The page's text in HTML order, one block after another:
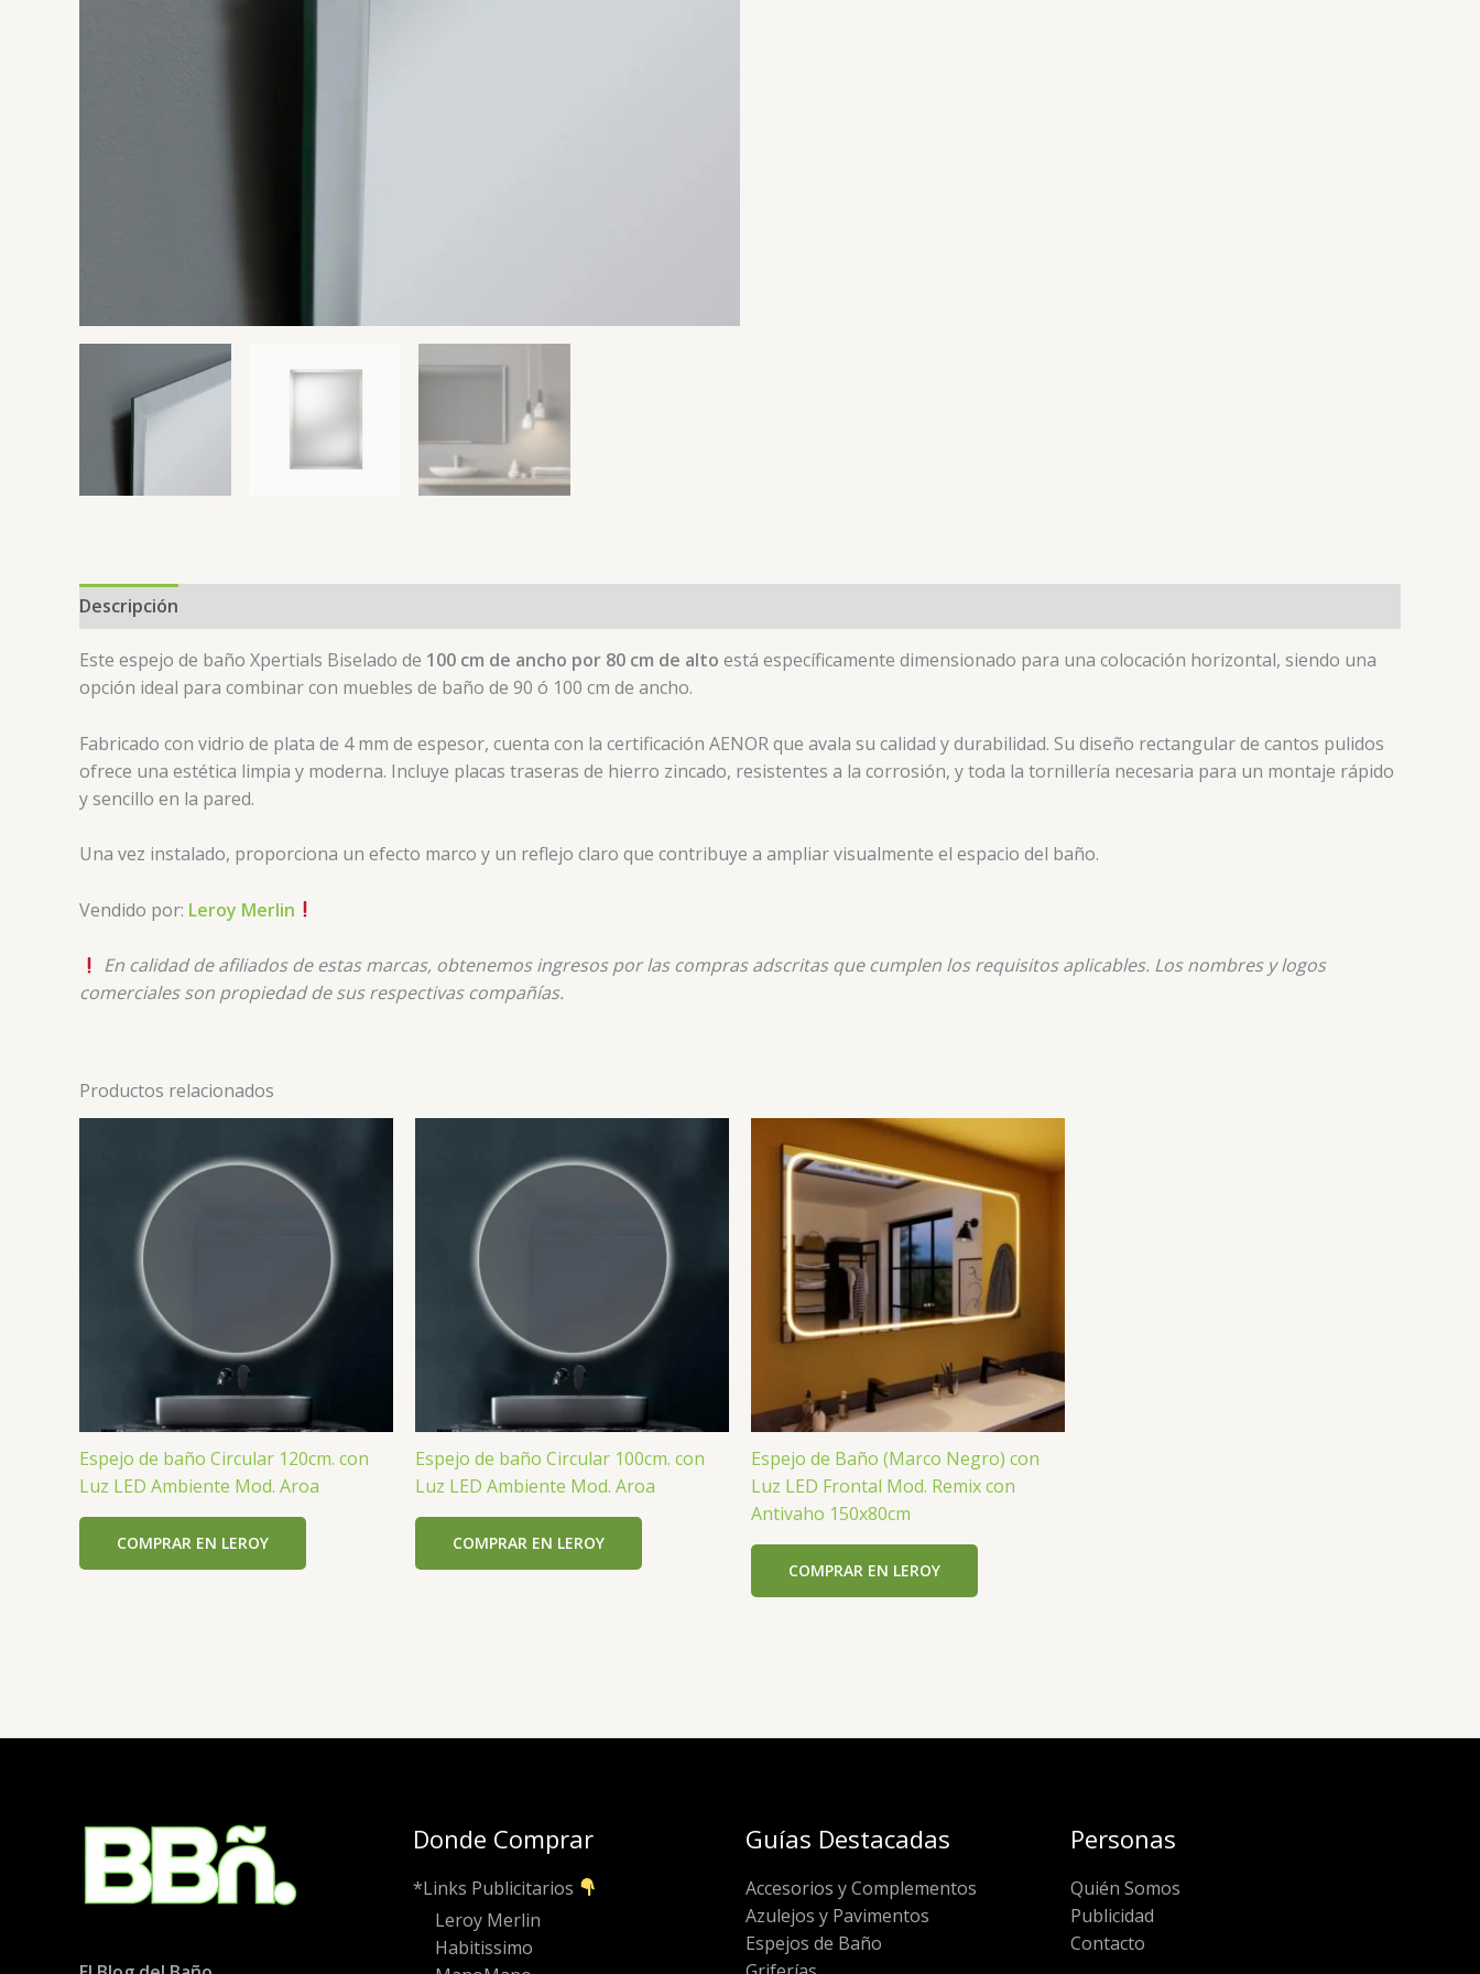
Descripción
Este espejo de baño Xpertials Biselado de 100 cm de ancho por 80 cm de alto está específicamente dimensionado para una colocación horizontal, siendo una
opción ideal para combinar con muebles de baño de 90 ó 100 cm de ancho.
Fabricado con vidrio de plata de 4 mm de espesor, cuenta con la certificación AENOR que avala su calidad y durabilidad. Su diseño rectangular de cantos pulidos
ofrece una estética limpia y moderna. Incluye placas traseras de hierro zincado, resistentes a la corrosión, y toda la tornillería necesaria para un montaje rápido
y sencillo en la pared.
Una vez instalado, proporciona un efecto marco y un reflejo claro que contribuye a ampliar visualmente el espacio del baño.
Vendido por: Leroy Merlin
En calidad de afiliados de estas marcas, obtenemos ingresos por las compras adscritas que cumplen los requisitos aplicables. Los nombres y logos
comerciales son propiedad de sus respectivas compañías.
Productos relacionados
Espejo de baño Circular 120cm. con
Luz LED Ambiente Mod. Aroa
COMPRAR EN LEROY
Espejo de baño Circular 100cm. con
Luz LED Ambiente Mod. Aroa
COMPRAR EN LEROY
Espejo de Baño (Marco Negro) con
Luz LED Frontal Mod. Remix con
Antivaho 150x80cm
COMPRAR EN LEROY
Donde Comprar
*Links Publicitarios
Leroy Merlin
Habitissimo
Guías Destacadas
Accesorios y Complementos
Azulejos y Pavimentos
Espejos de Baño
Personas
Quién Somos
Publicidad
Contacto